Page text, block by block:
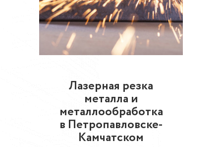
Лазерная резка
металла и
металлообработка
в Петропавловске-
Камчатском